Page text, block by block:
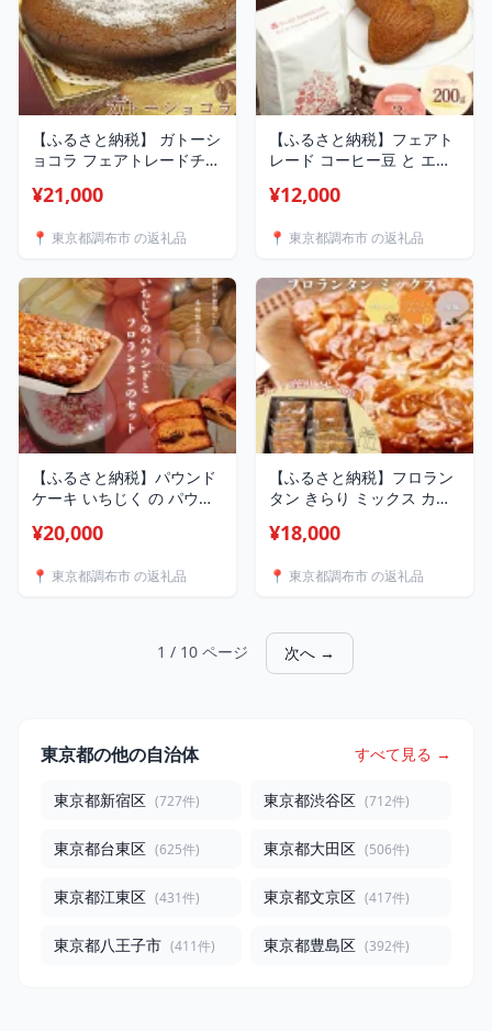
【ふるさと納税】 ガトーシ
ョコラ フェアトレードチョ
） | 有限会社Frigga 深大
レート お菓子 ケーキ ラム
ザート フェアトレード ビ
ターチョコレート 深大寺
調布 東京都
¥21,000
📍 東京都調布市 の返礼品
【ふるさと納税】フェアト
レード コーヒー豆 と エス
セット | 有限会社Frigga
ツ お菓子 焼き菓子 コーヒ
深大寺 調布 東京都
¥12,000
📍 東京都調布市 の返礼品
【ふるさと納税】パウンド
ケーキ いちじく の パウン
ン セット | 焼き菓子工房
チジク キャラメル ケーキ
手作り アーモンド トラン
ス脂肪酸不使用 調布 東京
¥20,000
📍 東京都調布市 の返礼品
【ふるさと納税】フロラン
タン きらり ミックス カッ
ーン ・ フレッシュオレン
房(輝)きらり アソート アー
菓子 洋菓子 アーモンド 発
酵バター 贈り物 調布 東京
¥18,000
📍 東京都調布市 の返礼品
1 / 10 ページ 次へ →
東京都の他の自治体 すべて見る →
東京都新宿区 (727件) 東京都渋谷区 (712件)
東京都台東区 (625件) 東京都大田区 (506件)
東京都江東区 (431件) 東京都文京区 (417件)
東京都八王子市 (411件) 東京都豊島区 (392件)